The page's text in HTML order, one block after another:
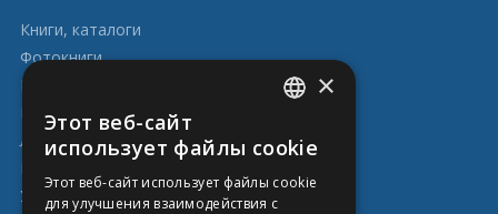
Книги, каталоги
Фотокниги
Визитные карточки
Распечатка документов
Листовки, флаеры
Учебные материалы для детей
×
Этот веб-сайт
использует файлы cookie
Этот веб-сайт использует файлы cookie
для улучшения взаимодействия с